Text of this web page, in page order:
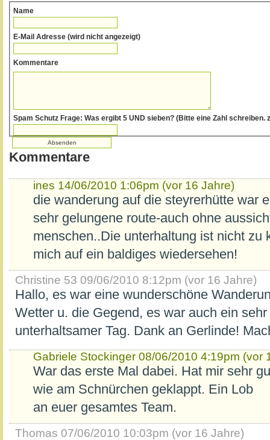
Name
E-Mail Adresse (wird nicht angezeigt)
Kommentare
Spam Schutz Frage: Was ergibt 5 UND sieben? (Bitte eine Zahl
Kommentare
ines 14/06/2010 1:06pm (vor 16 Jahre)
die wanderung auf die steyrerhütte war
sehr gelungene route-auch ohne
menschen..Die unterhaltung ist nicht zu
mich auf ein baldiges wiedersehen!
Christine 53 09/06/2010 8:12pm (vor 16 Jahre)
Hallo, es war eine wunderschöne
Wetter u. die Gegend, es war auch ein
unterhaltsamer Tag. Dank an Gerlinde!
Gabriele Stockinger 08/06/2010 4:19pm (vor
War das erste Mal dabei. Hat mir sehr
wie am Schnürchen geklappt. Ein Lob
an euer gesamtes Team.
Thomas 07/06/2010 10:03pm (vor 16 Jahre)